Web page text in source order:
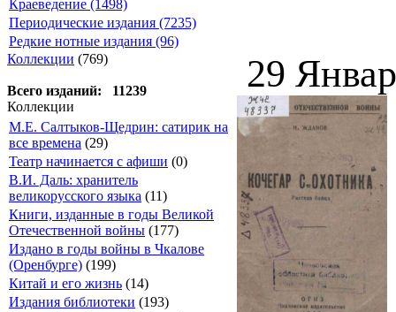
Краеведение (1498)
Периодические издания (7235)
Редкие нотные издания (96)
Коллекции (769)
Всего изданий: 11239
Коллекции
М.Е. Салтыков-Щедрин: сатирик на
все времена (29)
Театр начинается с афиши (0)
В.И. Даль: хранитель
великорусского языка (11)
Книги, изданные в годы Великой
Отечественной войны (177)
Издано в годы войны в Чкалове
(Оренбурге) (199)
Китай и его жизнь (14)
Издания библиотеки (193)
29